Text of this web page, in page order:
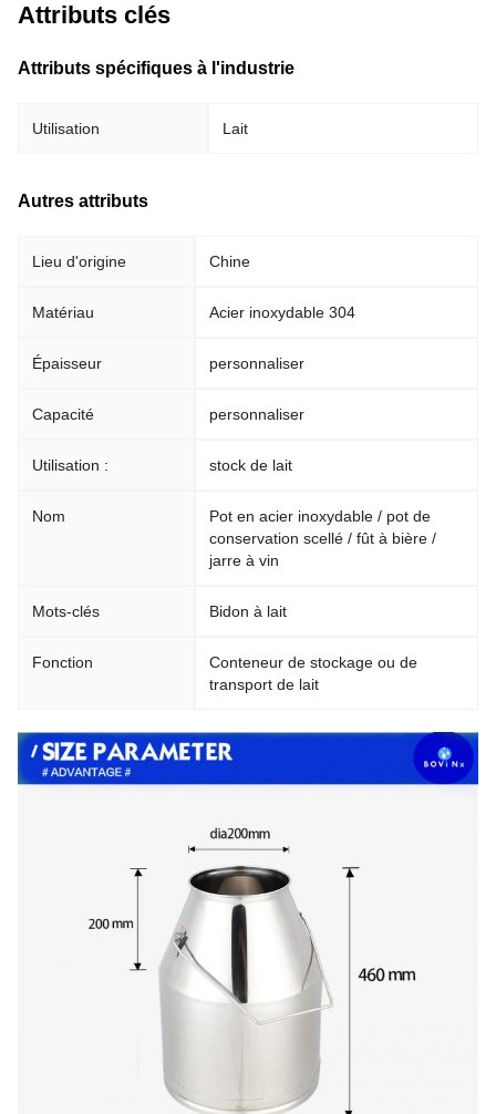
Attributs clés
Attributs spécifiques à l'industrie
Utilisation Lait
Autres attributs
Lieu d'origine Chine
Matériau Acier inoxydable 304
Épaisseur personnaliser
Capacité personnaliser
Utilisation : stock de lait
Nom
Pot en acier inoxydable / pot de
conservation scellé / fût à bière /
jarre à vin
Mots-clés Bidon à lait
Fonction
Conteneur de stockage ou de
transport de lait